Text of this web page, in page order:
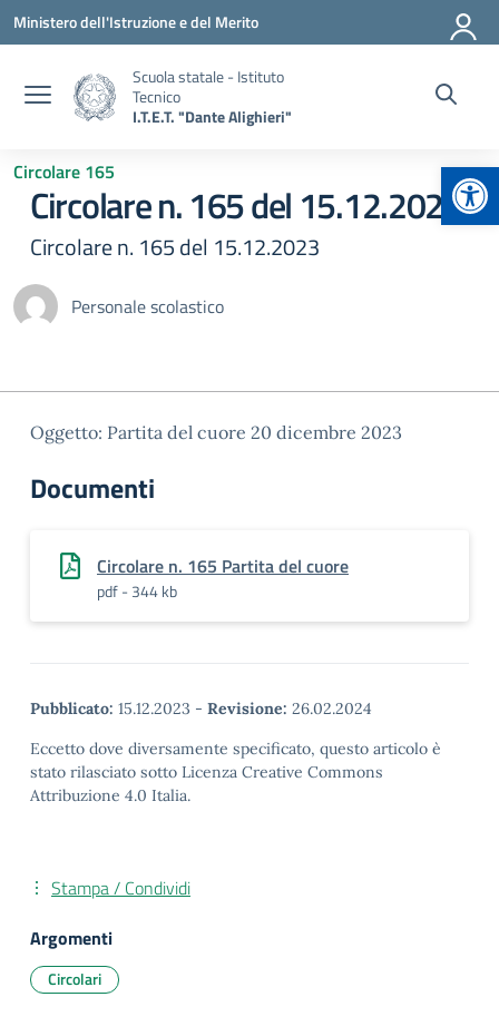
Vai ai contenuti
Vai al menu di navigazione
Vai al footer
Ministero dell'Istruzione e del Merito
Scuola statale - Istituto
Tecnico
I.T.E.T. "Dante Alighieri"
Circolare 165
Circolare n. 165 del 15.12.2023
Circolare n. 165 del 15.12.2023
Personale scolastico
Oggetto: Partita del cuore 20 dicembre 2023
Documenti
Circolare n. 165 Partita del cuore
pdf - 344 kb
Pubblicato: 15.12.2023 - Revisione: 26.02.2024
Eccetto dove diversamente specificato, questo articolo è
stato rilasciato sotto Licenza Creative Commons
Attribuzione 4.0 Italia.
Stampa / Condividi
Argomenti
Circolari